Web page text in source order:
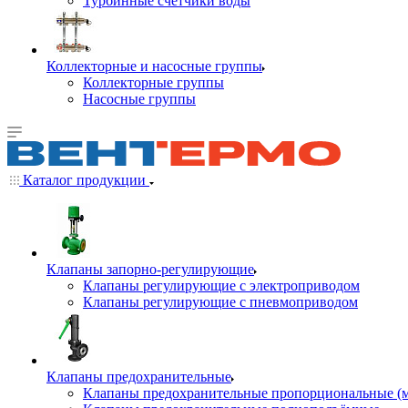
Коллекторные и насосные группы
Коллекторные группы
Насосные группы
Каталог продукции
Клапаны запорно-регулирующие
Клапаны регулирующие с электроприводом
Клапаны регулирующие с пневмоприводом
Клапаны предохранительные
Клапаны предохранительные пропорциональные